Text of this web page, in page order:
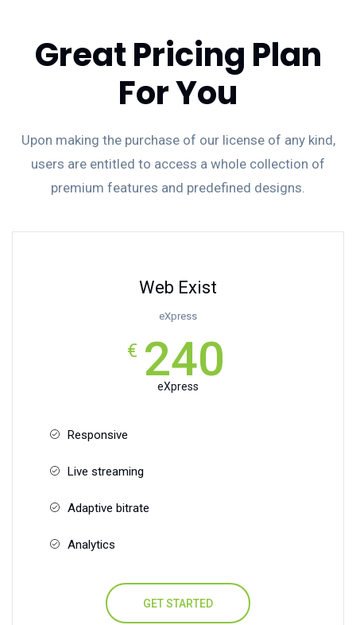
Great Pricing Plan
For You
Upon making the purchase of our license of any kind,
users are entitled to access a whole collection of
premium features and predefined designs.
Web Exist
eXpress
€ 240
eXpress
Responsive
Live streaming
Adaptive bitrate
Analytics
GET STARTED